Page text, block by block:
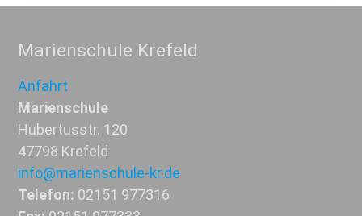
Marienschule Krefeld
Anfahrt
Marienschule
Hubertusstr. 120
47798 Krefeld
info@marienschule-kr.de
Telefon: 02151 977316